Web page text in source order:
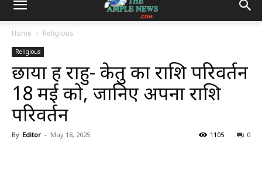
Home Religious
Religious
छाया ग्रह राहु- केतु का राशि परिवर्तन
18 मई को, जानिए अपना राशि
परिवर्तन
By Editor - May 18, 2025 0
1105